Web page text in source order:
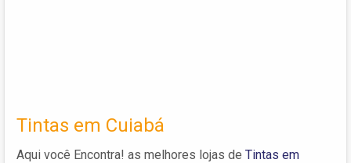
Tintas em Cuiabá
Aqui você Encontra! as melhores lojas de Tintas em